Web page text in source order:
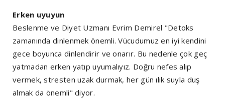
Erken uyuyun
Beslenme ve Diyet Uzmanı Evrim Demirel "Detoks
zamanında dinlenmek önemli. Vücudumuz en iyi kendini
gece boyunca dinlendirir ve onarır. Bu nedenle çok geç
yatmadan erken yatıp uyumalıyız. Doğru nefes alıp
vermek, stresten uzak durmak, her gün ılık suyla duş
almak da önemli" diyor.